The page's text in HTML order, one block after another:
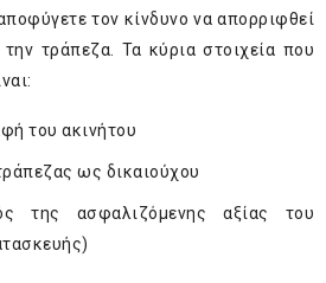
τον κίνδυνο να απορριφθεί
τράπεζα. Τα κύρια στοιχεία που
του ακινήτου
ως δικαιούχου
της ασφαλιζόμενης αξίας του